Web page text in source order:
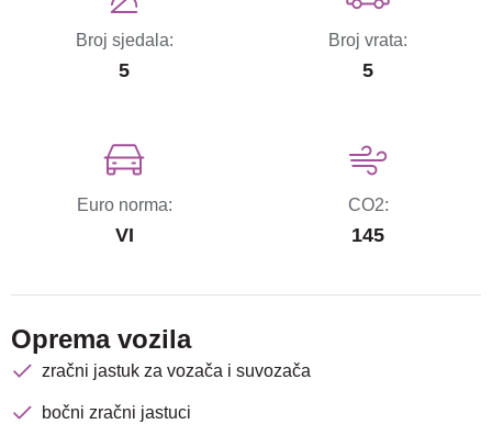
Broj sjedala:
5
Broj vrata:
5
Euro norma:
VI
CO2:
145
Oprema vozila
zračni jastuk za vozača i suvozača
bočni zračni jastuci